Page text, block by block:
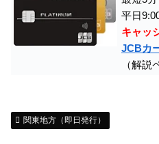
平日
キャッ
JCBカ
（解説
関東地方（即日発行）